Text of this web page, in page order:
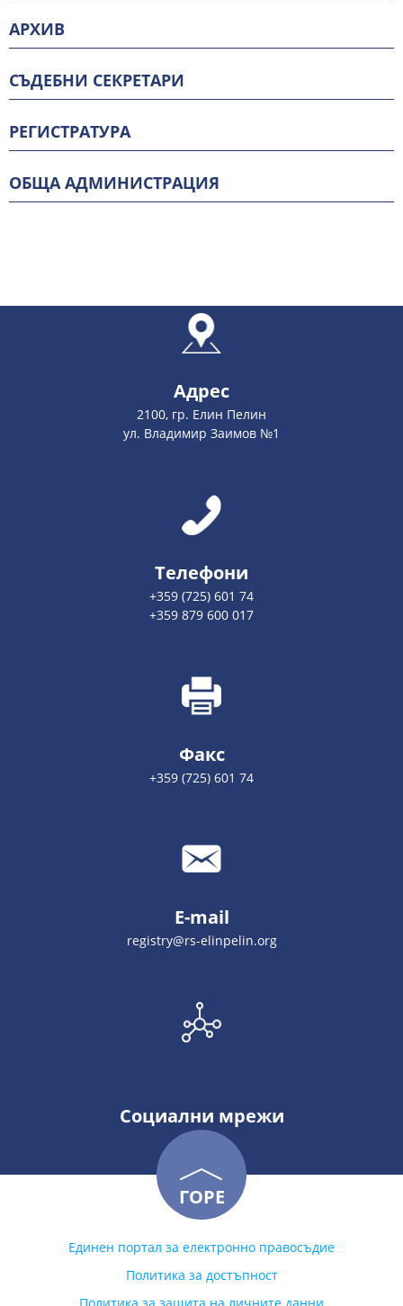
АРХИВ
СЪДЕБНИ СЕКРЕТАРИ
РЕГИСТРАТУРА
ОБЩА АДМИНИСТРАЦИЯ
Адрес
2100, гр. Елин Пелин
ул. Владимир Заимов №1
Телефони
+359 (725) 601 74
+359 879 600 017
Факс
+359 (725) 601 74
E-mail
registry@rs-elinpelin.org
Социални мрежи
ГОРЕ
Единен портал за електронно правосъдие
Политика за достъпност